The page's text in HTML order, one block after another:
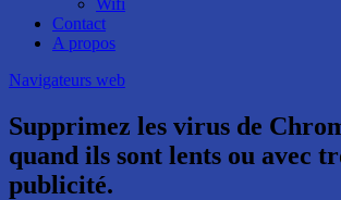
Wifi
Contact
A propos
Navigateurs web
Supprimez les virus de
quand ils sont lents ou avec
publicité.